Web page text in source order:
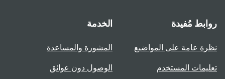
روابط مُفيدة
نظرة عامة على المواضيع
تعليمات المستخدم
الخدمة
المشورة والمساعدة
الوصول دون عوائق